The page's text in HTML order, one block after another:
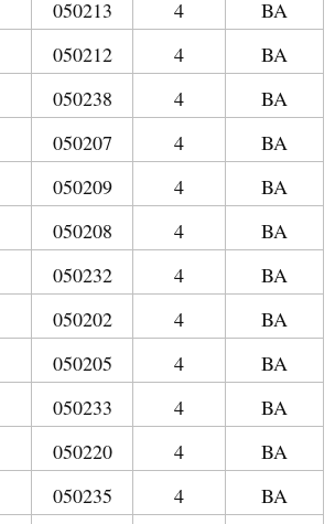
050213 4
BA
050212 4
BA
050238 4
BA
050207 4
BA
050209 4
BA
050208 4
BA
050232 4
BA
050202 4
BA
050205 4
BA
050233 4
BA
050220 4
BA
050235 4
BA